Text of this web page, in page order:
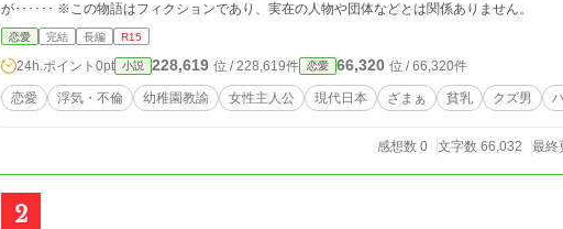
が･･････ ※この物語はフィクションであり、実在の人物や団体などとは関係ありません。
恋愛 完結 長編 R15
24h.ポイント 0pt 小説 228,619 位 / 228,619件 恋愛 66,320 位 / 66,320件
恋愛 浮気・不倫 幼稚園教諭 女性主人公 現代日本 ざまぁ 貧乳 クズ男
感想数 0 文字数 66,032 最終
2